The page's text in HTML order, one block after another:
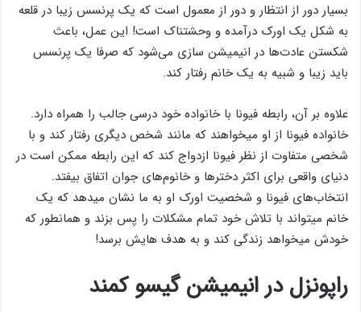
بسیار دور از انتظار و دور از معمول است که یک پرنسس زیبا در قلعه
به شکل یک اورک درآمده و وحشتناک است! این عمل، باعث
شکستن عادت‌ها در انیمیشن سازی می‌شود که صرفا یک پرنسس
باید زیبا و شبیه به یک خانم رفتار کند.
علاوه بر آن، رابطه فیونا با خانواده خود درسی جالب را همراه دارد.
خانواده فیونا از او میخواهند که مانند شخص دیگری رفتار کند و با
شخصی متفاوت از نظر فیونا ازدواج کند که این رابطه ممکن است در
دنیای واقعی برای اکثر دخترها و خانوم‌های جوان اتفاق بیفتد.
انتخاب‌های فیونا و شخصیت اورک او به ما نشان میدهد که یک
خانم میتواند با تلاش خود تمام مشکلات را پس بزند و همانطور که
خودش میخواهد زندگی کند و به هدف هایش برسد!
راپونزل در انیمیشن گیسو کمند